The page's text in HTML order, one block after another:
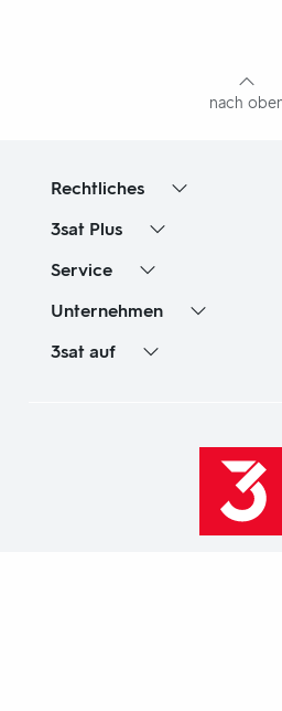
nach
Rechtliches
3sat Plus
Service
Unternehmen
3sat auf